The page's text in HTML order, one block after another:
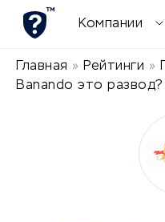
Компании
Главная » Рейтинги »
Banando это развод?